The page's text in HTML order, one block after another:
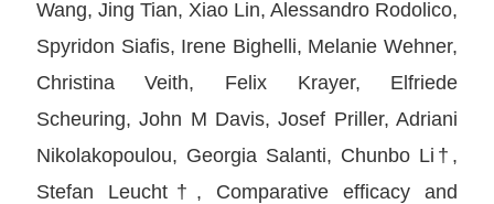
Wang, Jing Tian, Xiao Lin, Alessandro Rodolico,
Spyridon Siafis, Irene Bighelli, Melanie Wehner,
Christina Veith, Felix Krayer, Elfriede
Scheuring, John M Davis, Josef Priller, Adriani
Nikolakopoulou, Georgia Salanti, Chunbo Li†,
Stefan Leucht†, Comparative efficacy and